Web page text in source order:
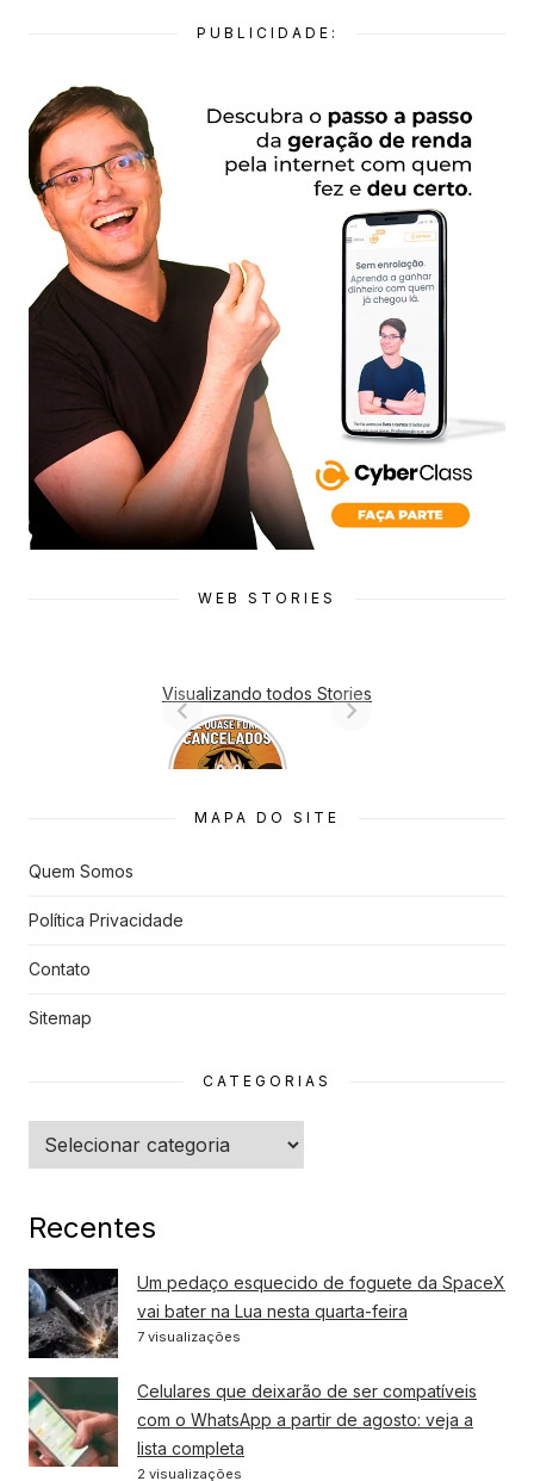
PUBLICIDADE:
WEB STORIES
Visualizando todos Stories
7 Animes
que quase
s
MAPA DO SITE
Quem Somos
Política Privacidade
Contato
Sitemap
CATEGORIAS
Categorias
Recentes
Um pedaço esquecido de foguete da SpaceX
vai bater na Lua nesta quarta-feira
7 visualizações
Celulares que deixarão de ser compatíveis
com o WhatsApp a partir de agosto: veja a
lista completa
2 visualizações